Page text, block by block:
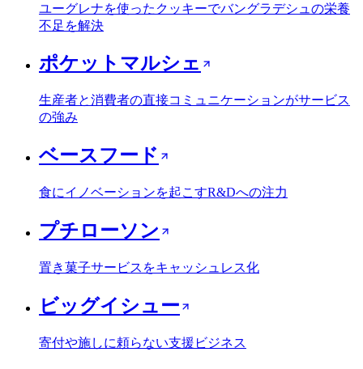
ユーグレナを使ったクッキーでバングラデシュの栄養
不足を解決
ポケットマルシェ
生産者と消費者の直接コミュニケーションがサービス
の強み
ベースフード
食にイノベーションを起こすR&Dへの注力
プチローソン
置き菓子サービスをキャッシュレス化
ビッグイシュー
寄付や施しに頼らない支援ビジネス